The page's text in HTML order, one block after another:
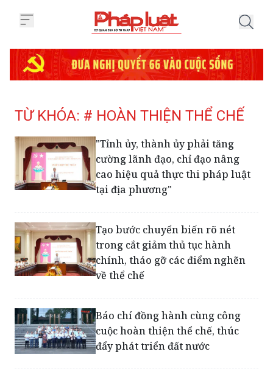
TỪ KHÓA: # HOÀN THIỆN THỂ CHẾ
"Tỉnh ủy, thành ủy phải tăng
cường lãnh đạo, chỉ đạo nâng
cao hiệu quả thực thi pháp luật
tại địa phương"
Tạo bước chuyển biến rõ nét
trong cắt giảm thủ tục hành
chính, tháo gỡ các điểm nghẽn
Báo chí đồng hành cùng công
cuộc hoàn thiện thể chế, thúc
đẩy phát triển đất nước